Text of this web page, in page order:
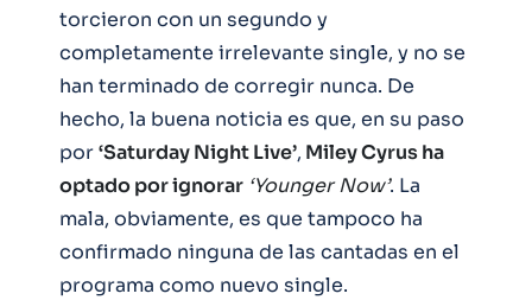
torcieron con un segundo y
completamente irrelevante single, y no se
han terminado de corregir nunca. De
hecho, la buena noticia es que, en su paso
por‘Saturday Night Live’, Miley Cyrus ha
optado por ignorar ‘Younger Now’. La
mala, obviamente, es que tampoco ha
confirmado ninguna de las cantadas en el
programa como nuevo single.